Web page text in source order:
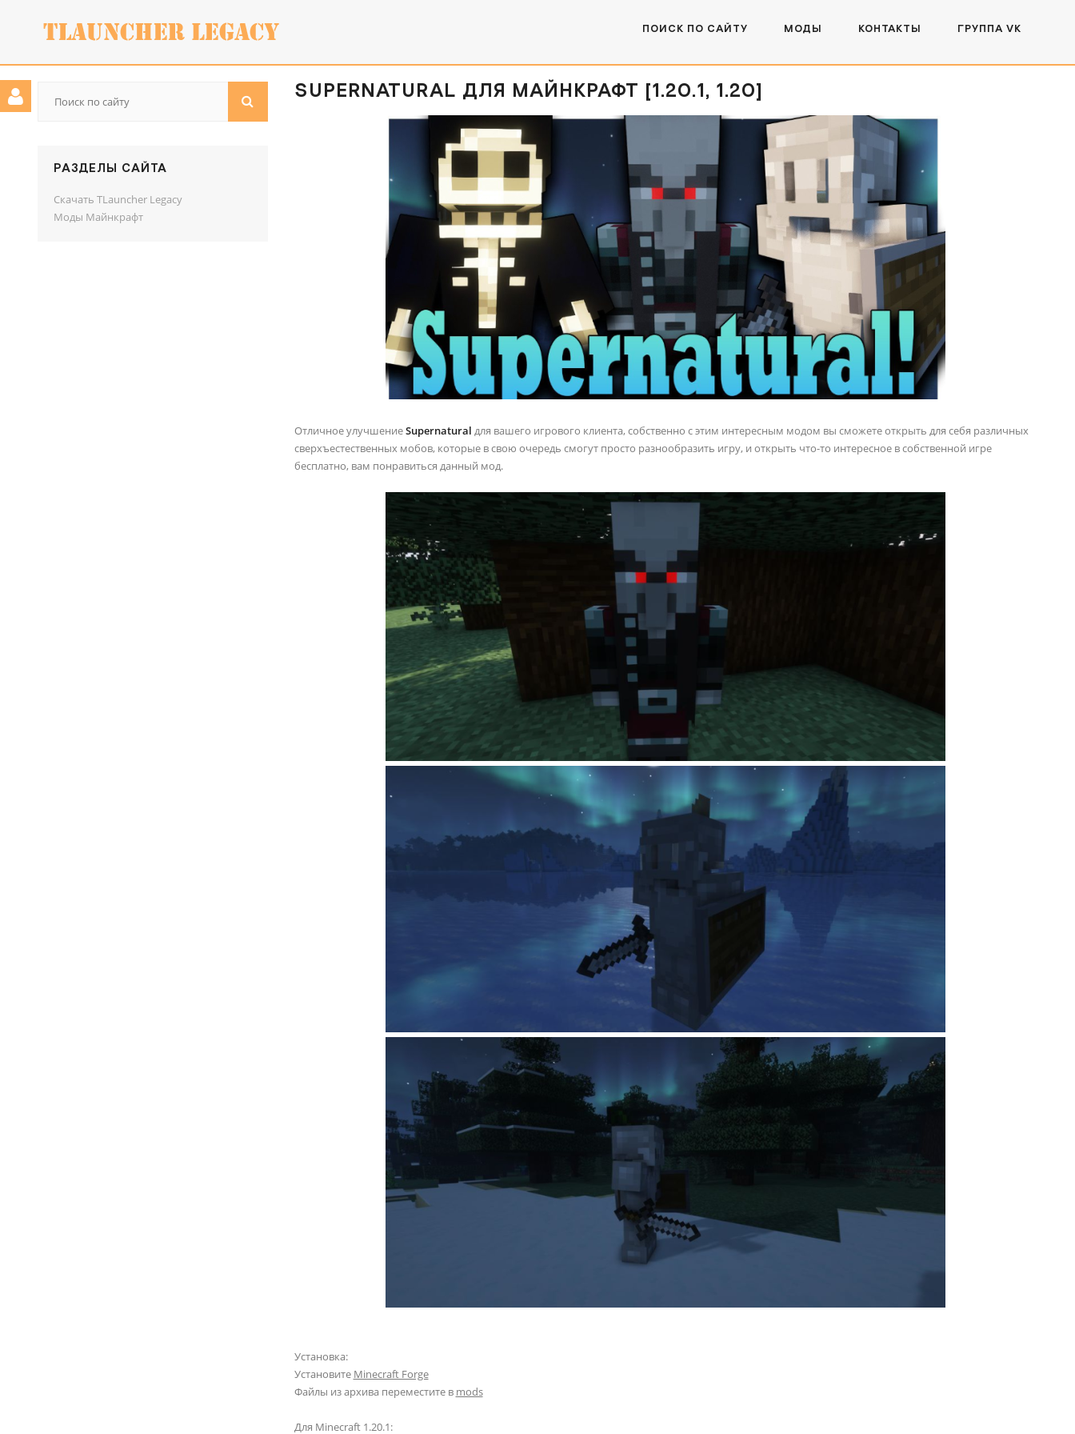
ПОИСК ПО САЙТУ МОДЫ КОНТАКТЫ ГРУППА VK
SUPERNATURAL ДЛЯ МАЙНКРАФТ [1.20.1, 1.20]
Отличное улучшениеSupernatural для вашего игрового клиента, собственно с этим интересным модом вы сможете открыть для себя различных
сверхъестественных мобов, которые в свою очередь смогут просто разнообразить игру, и открыть что-то интересное в собственной игре
бесплатно, вам понравиться данный мод.
Установка:
Установите Minecraft Forge
Файлы из архива переместите в mods
Для Minecraft 1.20.1:
РАЗДЕЛЫ САЙТА
Скачать TLauncher Legacy
Моды Майнкрафт